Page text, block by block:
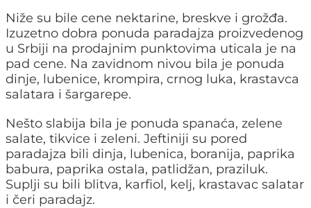
Niže su bile cene nektarine, breskve i grožđa.
Izuzetno dobra ponuda paradajza proizvedenog
u Srbiji na prodajnim punktovima uticala je na
pad cene. Na zavidnom nivou bila je ponuda
dinje, lubenice, krompira, crnog luka, krastavca
salatara i šargarepe.
Nešto slabija bila je ponuda spanaća, zelene
salate, tikvice i zeleni. Jeftiniji su pored
paradajza bili dinja, lubenica, boranija, paprika
babura, paprika ostala, patlidžan, praziluk.
Suplji su bili blitva, karfiol, kelj, krastavac salatar
i čeri paradajz.